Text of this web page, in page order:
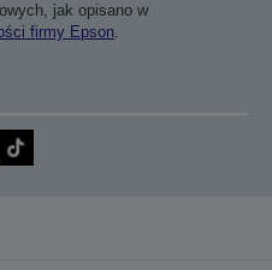
jak opisano w
firmy Epson.